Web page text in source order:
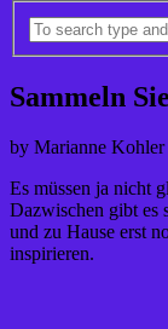
Sammeln
by Marianne
Es müssen ja nicht
Dazwischen gibt es
und zu Hause erst
inspirieren.